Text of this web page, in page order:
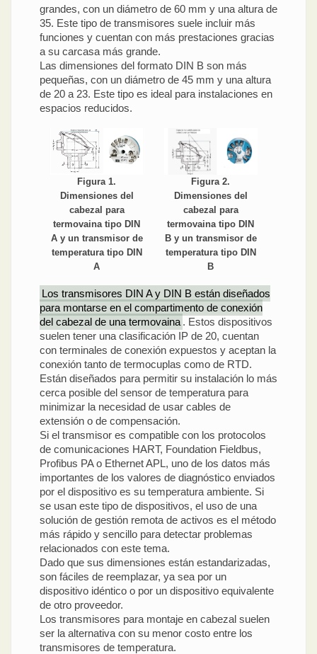
grandes, con un diámetro de 60 mm y una altura de
35. Este tipo de transmisores suele incluir más
funciones y cuentan con más prestaciones gracias
a su carcasa más grande.
Las dimensiones del formato DIN B son más
pequeñas, con un diámetro de 45 mm y una altura
de 20 a 23. Este tipo es ideal para instalaciones en
espacios reducidos.
Figura 1.
Dimensiones del
cabezal para
termovaina tipo DIN
A y un transmisor de
temperatura tipo DIN
A
Figura 2.
Dimensiones del
cabezal para
termovaina tipo DIN
B y un transmisor de
temperatura tipo DIN
B
Los transmisores DIN A y DIN B están diseñados
para montarse en el compartimento de conexión
del cabezal de una termovaina . Estos dispositivos
suelen tener una clasificación IP de 20, cuentan
con terminales de conexión expuestos y aceptan la
conexión tanto de termocuplas como de RTD.
Están diseñados para permitir su instalación lo más
cerca posible del sensor de temperatura para
minimizar la necesidad de usar cables de
extensión o de compensación.
Si el transmisor es compatible con los protocolos
de comunicaciones HART, Foundation Fieldbus,
Profibus PA o Ethernet APL, uno de los datos más
importantes de los valores de diagnóstico enviados
por el dispositivo es su temperatura ambiente. Si
se usan este tipo de dispositivos, el uso de una
solución de gestión remota de activos es el método
más rápido y sencillo para detectar problemas
relacionados con este tema.
Dado que sus dimensiones están estandarizadas,
son fáciles de reemplazar, ya sea por un
dispositivo idéntico o por un dispositivo equivalente
de otro proveedor.
Los transmisores para montaje en cabezal suelen
ser la alternativa con su menor costo entre los
transmisores de temperatura.